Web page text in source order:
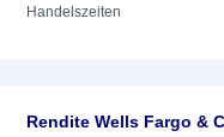
Handelszeiten
Rendite Wells Fargo &